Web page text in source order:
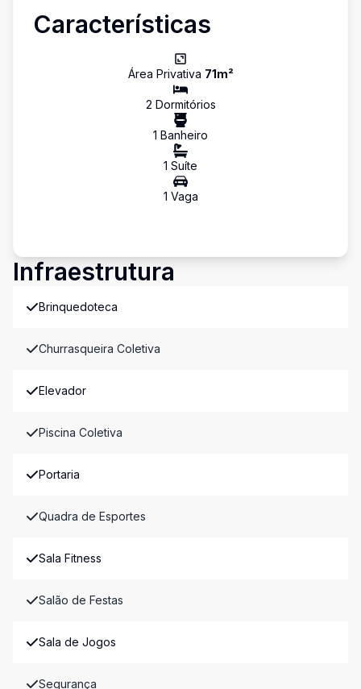
Características
Área Privativa 71m²
2 Dormitórios
1 Banheiro
1 Suíte
1 Vaga
Infraestrutura
Brinquedoteca
Churrasqueira Coletiva
Elevador
Piscina Coletiva
Portaria
Quadra de Esportes
Sala Fitness
Salão de Festas
Sala de Jogos
Segurança